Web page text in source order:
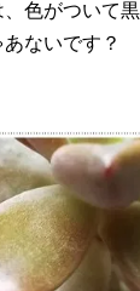
色がついて
ないです？